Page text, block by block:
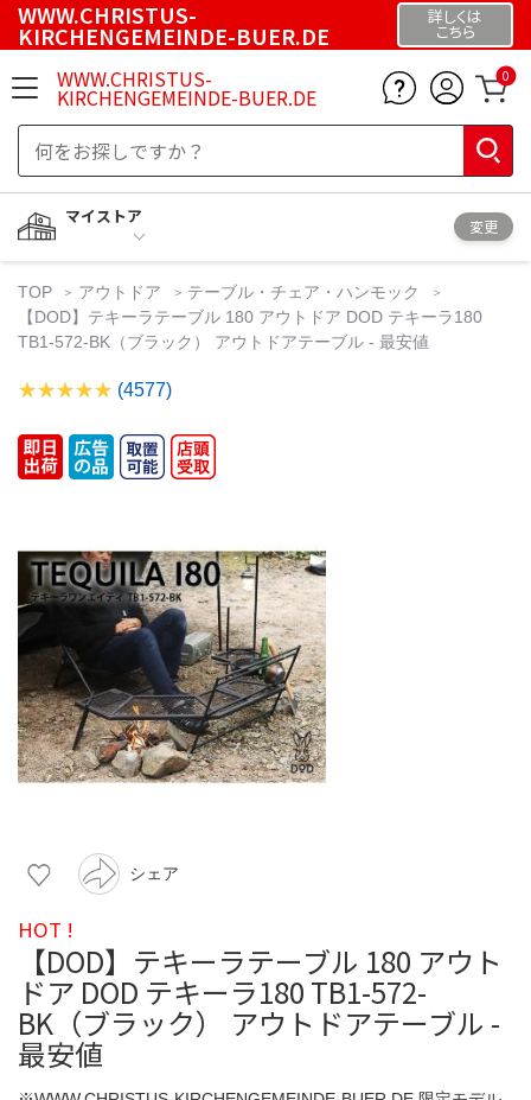
WWW.CHRISTUS-
KIRCHENGEMEINDE-BUER.DE
詳しくは
こちら
WWW.CHRISTUS-
KIRCHENGEMEINDE-BUER.DE
0
マイストア
変更
TOP アウトドア
テーブル・チェア・ハンモック
【DOD】テキーラテーブル 180 アウトドア DOD テキーラ180
TB1-572-BK（ブラック） アウトドアテーブル - 最安値
(4577)
シェア
HOT !
【DOD】テキーラテーブル 180 アウト
ドア DOD テキーラ180 TB1-572-
BK（ブラック） アウトドアテーブル -
最安値